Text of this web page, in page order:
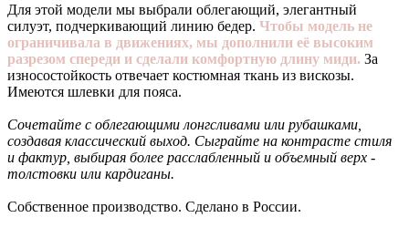
Для этой модели мы выбрали облегающий, элегантный
силуэт, подчеркивающий линию бедер. Чтобы модель не
ограничивала в движениях, мы дополнили её высоким
разрезом спереди и сделали комфортную длину миди. За
износостойкость отвечает костюмная ткань из вискозы.
Имеются шлевки для пояса.
Сочетайте с облегающими лонгсливами или рубашками,
создавая классический выход. Сыграйте на контрасте стиля
и фактур, выбирая более расслабленный и объемный верх -
толстовки или кардиганы.
Собственное производство. Сделано в России.